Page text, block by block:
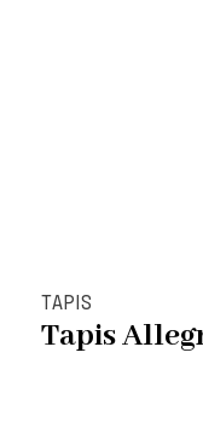
TAPIS
Tapis